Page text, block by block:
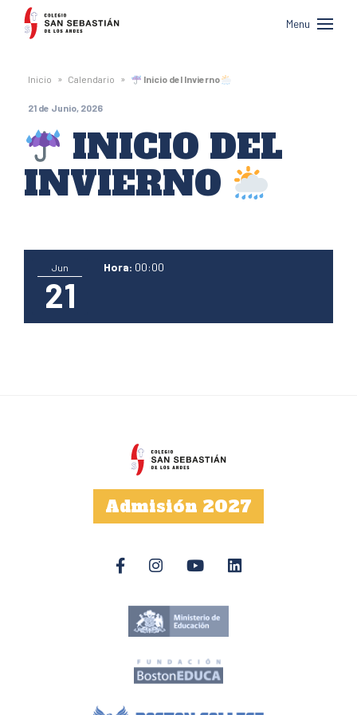
Colegio
San
Sebastián
de
Los
Andes
Menu
Inicio » Calendario » Inicio del Invierno
21 de Junio, 2026
INICIO DEL
INVIERNO
Jun
21
Hora: 00:00
Admisión 2027